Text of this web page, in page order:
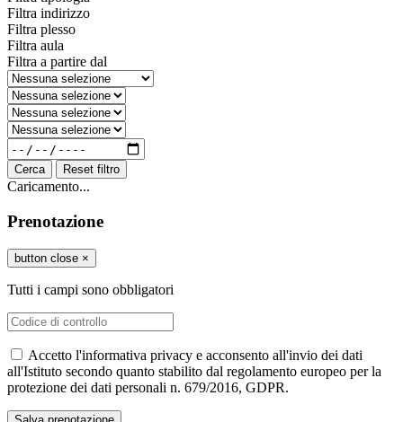
Filtra indirizzo
Filtra plesso
Filtra aula
Filtra a partire dal
Cerca Reset filtro
Caricamento...
Prenotazione
button close ×
Tutti i campi sono obbligatori
Accetto l'informativa privacy e acconsento all'invio dei dati
all'Istituto secondo quanto stabilito dal regolamento europeo per la
protezione dei dati personali n. 679/2016, GDPR.